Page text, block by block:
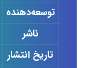
توسعه‌دهنده
ناشر
تاریخ انتشار